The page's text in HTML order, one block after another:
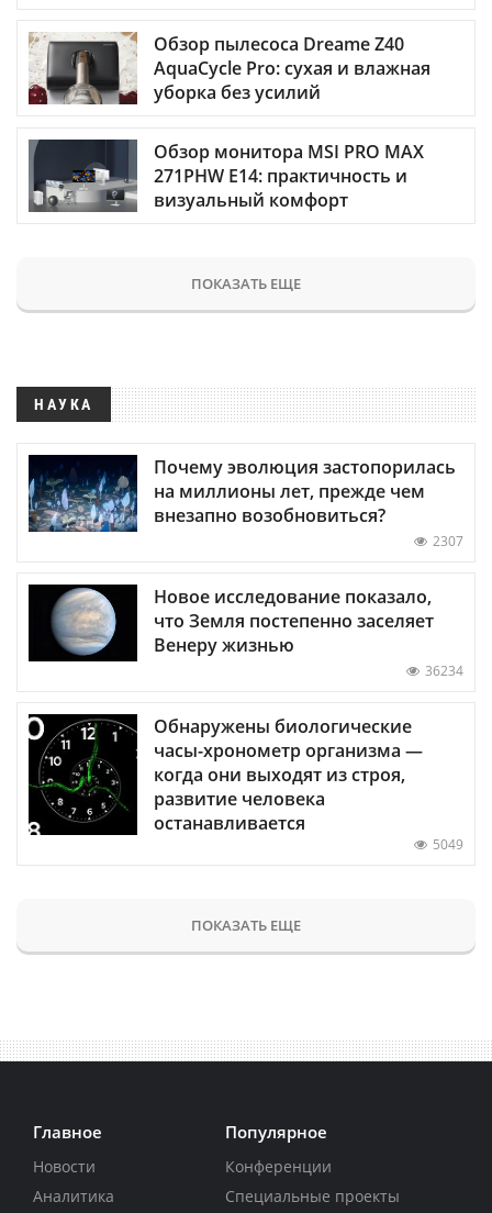
Обзор пылесоса Dreame Z40
AquaCycle Pro: сухая и влажная
уборка без усилий
Обзор монитора MSI PRO MAX
271PHW E14: практичность и
визуальный комфорт
ПОКАЗАТЬ ЕЩЕ
НАУКА
Почему эволюция застопорилась
на миллионы лет, прежде чем
внезапно возобновиться?
2307
Новое исследование показало,
что Земля постепенно заселяет
Венеру жизнью
36234
Обнаружены биологические
часы-хронометр организма —
когда они выходят из строя,
развитие человека
останавливается
5049
ПОКАЗАТЬ ЕЩЕ
Главное
Новости
Аналитика
Популярное
Конференции
Специальные проекты